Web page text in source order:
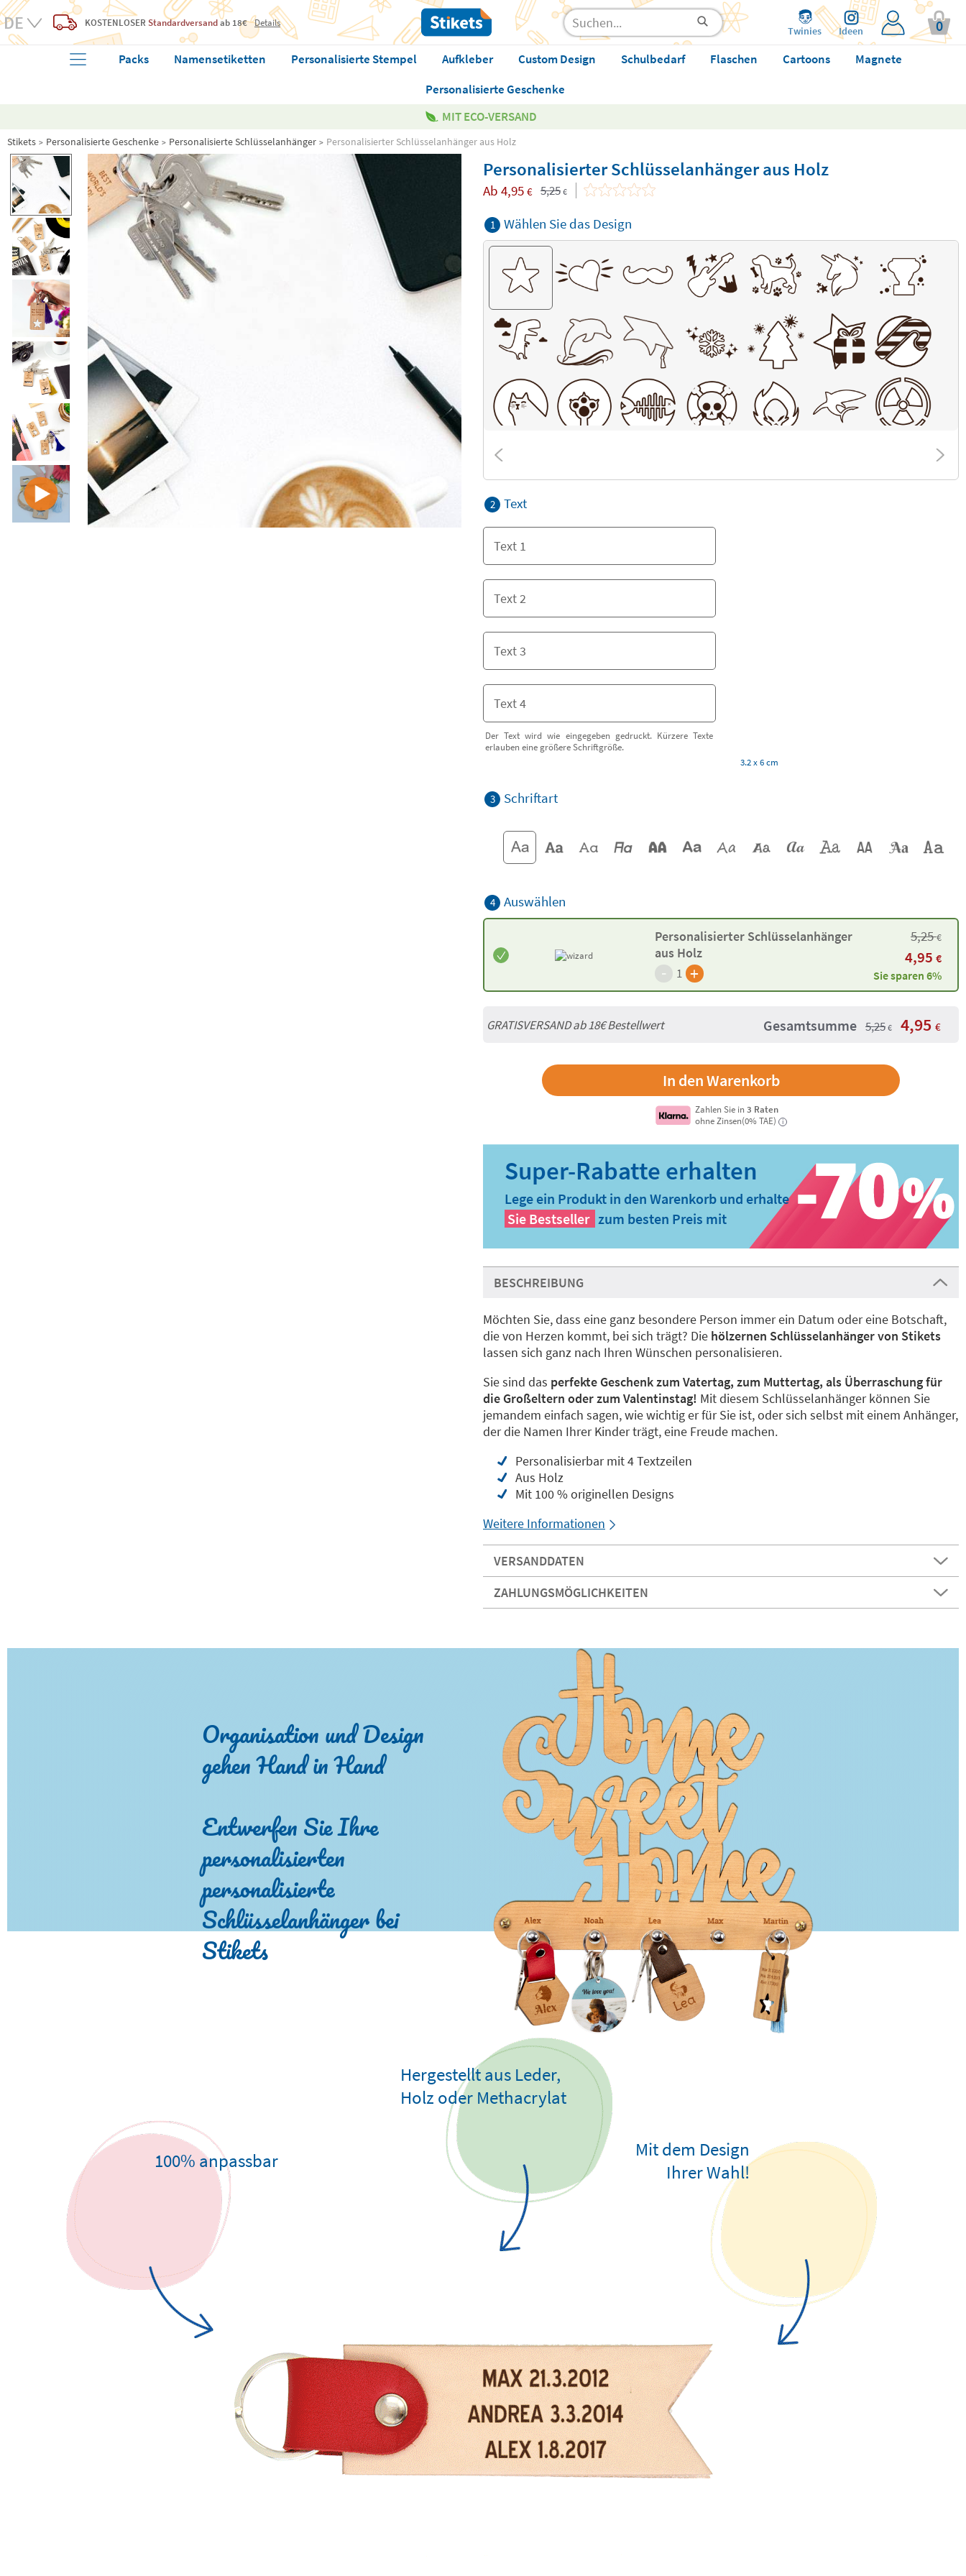
KOSTENLOSER Standardversandab 18€ Details
Twinies Ideen 0
Packs Namensetiketten Personalisierte Stempel Aufkleber Custom Design Schulbedarf Flaschen Cartoons
Magnete
Personalisierte Geschenke
MIT ECO-VERSAND
Stikets Personalisierte Geschenke Personalisierte Schlüsselanhänger Personalisierter Schlüsselanhänger aus Holz
Personalisierter Schlüsselanhänger aus Holz
Ab 4,95 € 5,25 €
1 Wählen Sie das Design
2 Text
Der Text wird wie eingegeben gedruckt. Kürzere Texte
erlauben eine größere Schriftgröße.
3.2 x 6 cm
3 Schriftart
4 Auswählen
Personalisierter Schlüsselanhänger
aus Holz
- 1 +
5,25€
4,95 €
Sie sparen 6%
GRATISVERSAND ab18€Bestellwert Gesamtsumme 5,25 € 4,95 €
Zahlen Sie in3 Raten
ohne Zinsen(0% TAE)
i
Lege ein Produkt in den Warenkorb und erhalte
Sie Bestseller zum besten Preis mit
BESCHREIBUNG
Möchten Sie, dass eine ganz besondere Person immer ein Datum oder eine Botschaft,
die von Herzen kommt, bei sich trägt? Die hölzernen Schlüsselanhänger von Stikets
lassen sich ganz nach Ihren Wünschen personalisieren.
Sie sind das perfekte Geschenk zum Vatertag, zum Muttertag, als Überraschung für
die Großeltern oder zum Valentinstag! Mit diesem Schlüsselanhänger können Sie
jemandem einfach sagen, wie wichtig er für Sie ist, oder sich selbst mit einem Anhänger,
der die Namen Ihrer Kinder trägt, eine Freude machen.
Personalisierbar mit 4 Textzeilen
Aus Holz
Mit 100 % originellen Designs
Weitere Informationen
VERSANDDATEN
ZAHLUNGSMÖGLICHKEITEN
Organisation und Design
gehen Hand in Hand
Entwerfen Sie Ihre
personalisierten
personalisierte
Schlüsselanhänger bei
Stikets
Hergestellt aus Leder,
Holz oder Methacrylat
100% anpassbar
Mit dem Design
Ihrer Wahl!